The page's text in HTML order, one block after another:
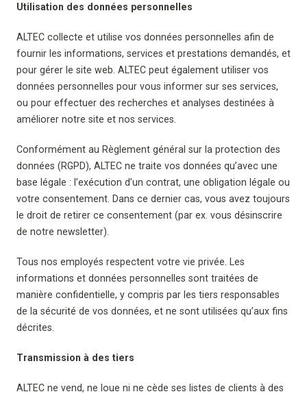
Utilisation des données personnelles
ALTEC collecte et utilise vos données personnelles afin de
fournir les informations, services et prestations demandés, et
pour gérer le site web. ALTEC peut également utiliser vos
données personnelles pour vous informer sur ses services,
ou pour effectuer des recherches et analyses destinées à
améliorer notre site et nos services.
Conformément au Règlement général sur la protection des
données (RGPD), ALTEC ne traite vos données qu’avec une
base légale : l’exécution d’un contrat, une obligation légale ou
votre consentement. Dans ce dernier cas, vous avez toujours
le droit de retirer ce consentement (par ex. vous désinscrire
de notre newsletter).
Tous nos employés respectent votre vie privée. Les
informations et données personnelles sont traitées de
manière confidentielle, y compris par les tiers responsables
de la sécurité de vos données, et ne sont utilisées qu’aux fins
décrites.
Transmission à des tiers
ALTEC ne vend, ne loue ni ne cède ses listes de clients à des